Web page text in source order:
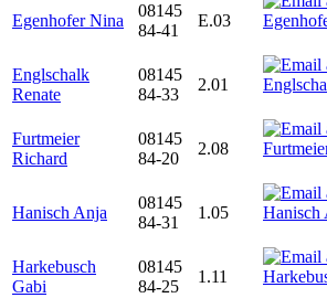
Egenhofer Nina
08145
84-41
E.03
Englschalk
Renate
08145
84-33
2.01
Furtmeier
Richard
08145
84-20
2.08
Hanisch Anja
08145
84-31
1.05
Harkebusch
Gabi
08145
84-25
1.11